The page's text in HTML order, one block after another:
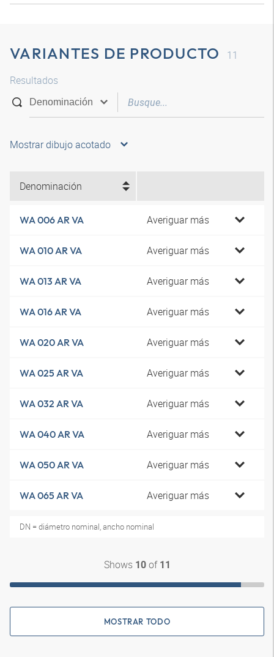
VARIANTES DE PRODUCTO
11
Resultados
Mostrar dibujo acotado
Denominación
WA 006 AR VA Averiguar más
WA 010 AR VA Averiguar más
WA 013 AR VA Averiguar más
WA 016 AR VA Averiguar más
WA 020 AR VA Averiguar más
WA 025 AR VA Averiguar más
WA 032 AR VA Averiguar más
WA 040 AR VA Averiguar más
WA 050 AR VA Averiguar más
WA 065 AR VA Averiguar más
DN = diámetro nominal, ancho nominal
Shows 10of 11
MOSTRAR TODO